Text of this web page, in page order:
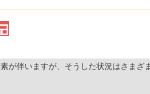
が伴いますが、そうした状況はさまざ